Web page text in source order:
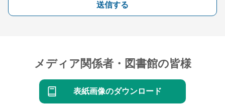
送信する
メディア関係者・図書館の皆様
表紙画像のダウンロード